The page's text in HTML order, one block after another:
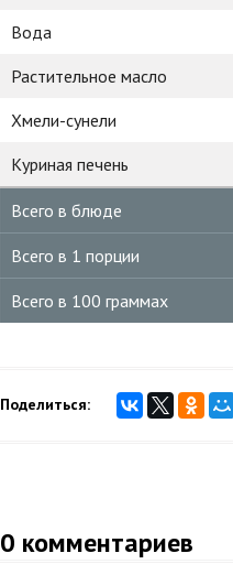
Вода
Растительное масло
Хмели-сунели
Куриная печень
Всего в блюде
Всего в 1 порции
Всего в 100 граммах
Поделиться:
0 комментариев